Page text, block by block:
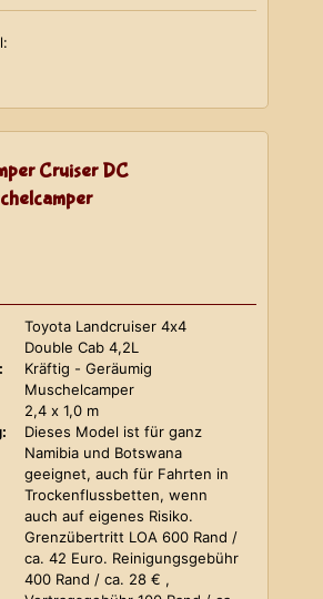
Cruiser DC
Toyota Landcruiser 4x4
Double Cab 4,2L
Kräftig - Geräumig
Muschelcamper
2,4 x 1,0 m
Dieses Model ist für ganz
Namibia und Botswana
geeignet, auch für Fahrten in
Trockenflussbetten, wenn
auch auf eigenes Risiko.
Grenzübertritt LOA 600 Rand /
ca. 42 Euro. Reinigungsgebühr
400 Rand / ca. 28 € ,